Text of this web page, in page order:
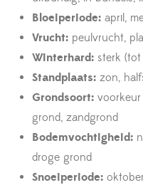
Bloeiperiode: april,
Vrucht: peulvrucht,
Winterhard: sterk
Standplaats: zon,
Grondsoort:
grond, zandgrond
Bodemvochtigheid:
droge grond
Snoeiperiode: